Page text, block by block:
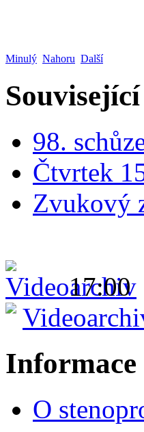
Minulý Nahoru Další
98.
Čtvrtek
Zvukový
17:00
Informace
O